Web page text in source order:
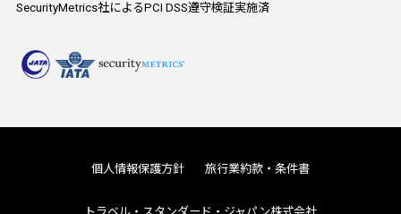
SecurityMetrics社によるPCI DSS遵守検証実施済
個人情報保護方針 旅行業約款・条件書